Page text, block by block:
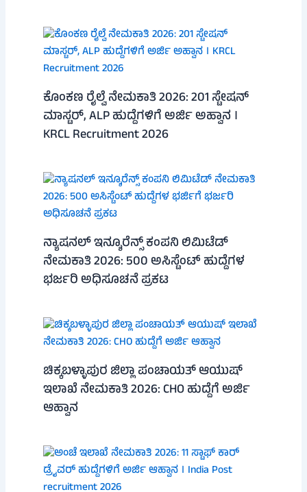
ಕೊಂಕಣ ರೈಲ್ವೆ ನೇಮಕಾತಿ 2026: 201 ಸ್ಟೇಷನ್
ಮಾಸ್ಟರ್, ALP ಹುದ್ದೆಗಳಿಗೆ ಅರ್ಜಿ ಅಹ್ವಾನ ।
KRCL Recruitment 2026
ನ್ಯಾಷನಲ್ ಇನ್ಶೂರೆನ್ಸ್ ಕಂಪನಿ ಲಿಮಿಟೆಡ್
ನೇಮಕಾತಿ 2026: 500 ಅಸಿಸ್ಟೆಂಟ್ ಹುದ್ದೆಗಳ
ಭರ್ಜರಿ ಅಧಿಸೂಚನೆ ಪ್ರಕಟ
ಚಿಕ್ಕಬಳ್ಳಾಪುರ ಜಿಲ್ಲಾ ಪಂಚಾಯತ್ ಆಯುಷ್
ಇಲಾಖೆ ನೇಮಕಾತಿ 2026: CHO ಹುದ್ದೆಗೆ ಅರ್ಜಿ
ಆಹ್ವಾನ